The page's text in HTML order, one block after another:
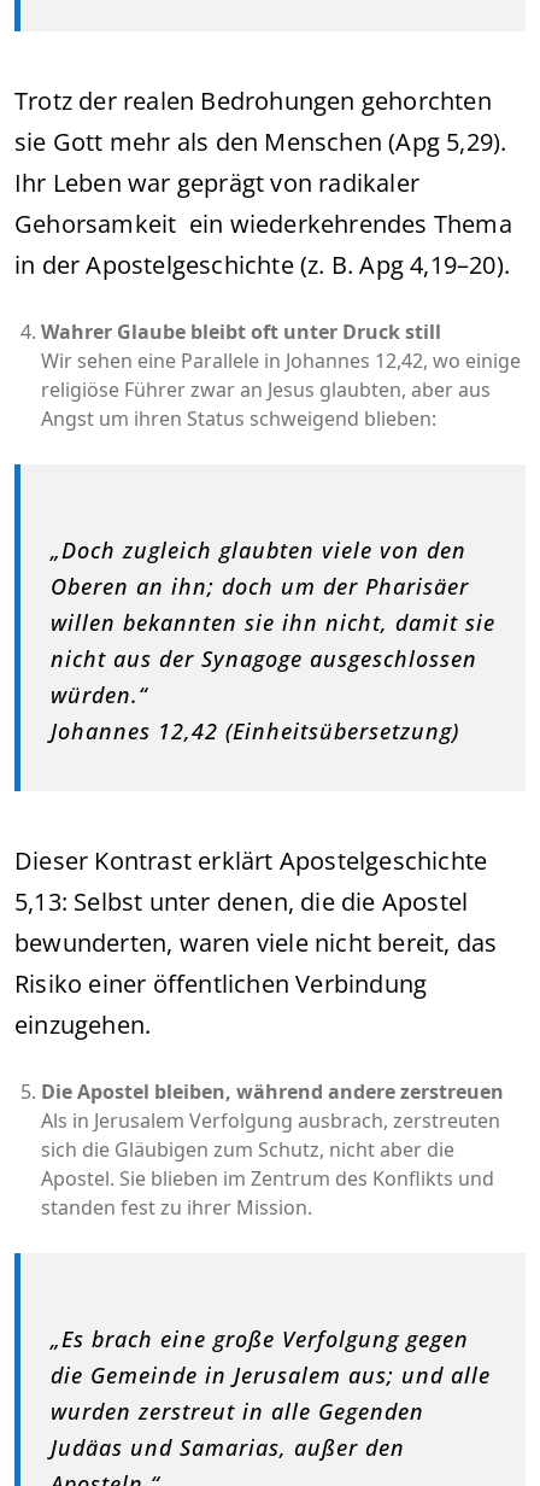
Trotz der realen Bedrohungen gehorchten
sie Gott mehr als den Menschen (Apg 5,29).
Ihr Leben war geprägt von radikaler
Gehorsamkeit ein wiederkehrendes Thema
in der Apostelgeschichte (z. B. Apg 4,19–20).
Wahrer Glaube bleibt oft unter Druck still
Wir sehen eine Parallele in Johannes 12,42, wo einige
religiöse Führer zwar an Jesus glaubten, aber aus
Angst um ihren Status schweigend blieben:
„Doch zugleich glaubten viele von den
Oberen an ihn; doch um der Pharisäer
willen bekannten sie ihn nicht, damit sie
nicht aus der Synagoge ausgeschlossen
würden.“
Johannes 12,42 (Einheitsübersetzung)
Dieser Kontrast erklärt Apostelgeschichte
5,13: Selbst unter denen, die die Apostel
bewunderten, waren viele nicht bereit, das
Risiko einer öffentlichen Verbindung
einzugehen.
Die Apostel bleiben, während andere zerstreuen
Als in Jerusalem Verfolgung ausbrach, zerstreuten
sich die Gläubigen zum Schutz, nicht aber die
Apostel. Sie blieben im Zentrum des Konflikts und
standen fest zu ihrer Mission.
„Es brach eine große Verfolgung gegen
die Gemeinde in Jerusalem aus; und alle
wurden zerstreut in alle Gegenden
Judäas und Samarias, außer den